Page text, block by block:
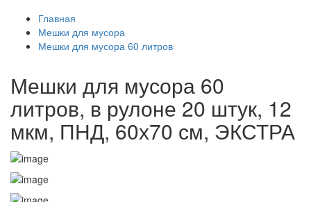
Главная
Мешки для мусора
Мешки для мусора 60 литров
Мешки для мусора 60
литров, в рулоне 20 штук, 12
мкм, ПНД, 60х70 см, ЭКСТРА